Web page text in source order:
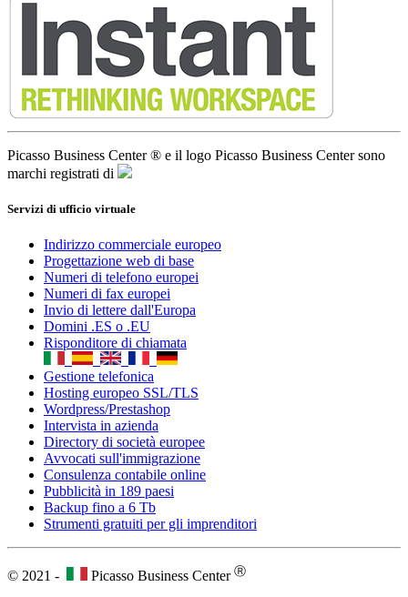
Progettazione web di base
Numeri di telefono europei
Numeri di fax europei
Invio di lettere dall'Europa
Domini .ES o .EU
Risponditore di chiamata
Hosting europeo SSL/TLS
Wordpress/Prestashop
Directory di società europee
Consulenza contabile online
Pubblicità in 189 paesi
Backup fino a 6 Tb
Strumenti gratuiti per gli imprenditori
© 2021 - Picasso Business Center